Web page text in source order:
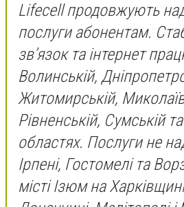
Lifecell продовжують
послуги абонентам.
звʼязок та інтернет
Волинській,
Житомирській,
Рівненській, Сумській
областях. Послуги не
Ірпені, Гостомелі та
місті Ізюм на